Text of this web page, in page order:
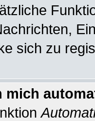
sich zu
mich